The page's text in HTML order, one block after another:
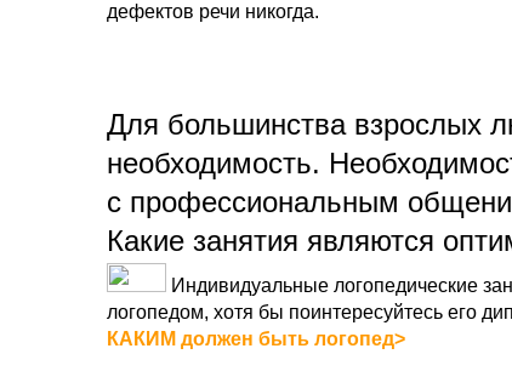
дефектов речи никогда.
Для большинства взрослых
необходимость.
с профессиональным
Какие занятия являются
Индивидуальные логопедические
логопедом, хотя бы поинтересуйтесь его
КАКИМ должен быть логопед>